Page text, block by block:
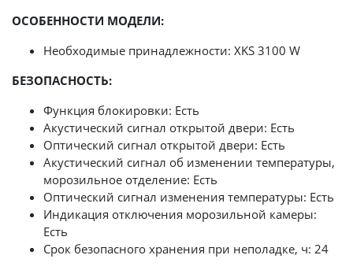
ОСОБЕННОСТИ МОДЕЛИ:
Необходимые принадлежности: XKS 3100 W
БЕЗОПАСНОСТЬ:
Функция блокировки: Есть
Акустический сигнал открытой двери: Есть
Оптический сигнал открытой двери: Есть
Акустический сигнал об изменении температуры,
морозильное отделение: Есть
Оптический сигнал изменения температуры: Есть
Индикация отключения морозильной камеры:
Есть
Срок безопасного хранения при неполадке, ч: 24